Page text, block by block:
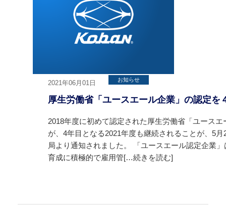
2021年06月01日 お知らせ
厚生労働省「ユースエール企業」の認定を
2018年度に初めて認定された厚生労働省「ユースエ
が、4年目となる2021年度も継続されることが、5
局より通知されました。 「ユースエール認定企業
育成に積極的で雇用管[…続きを読む]